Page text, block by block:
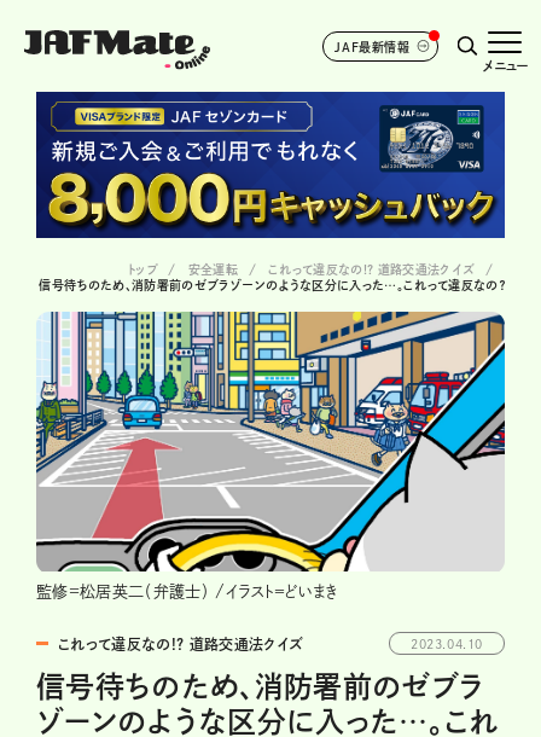
JAF最新情報
メニュー
トップ 安全運転
これって違反なの!? 道路交通法クイズ
信号待ちのため、消防署前のゼブラゾーンのような区分に入った…。これって違反なの？
監修=松居英二（弁護士） /イラスト＝どいまき
これって違反なの!? 道路交通法クイズ 2023.04.10
信号待ちのため、消防署前のゼブラ
ゾーンのような区分に入った…。これ